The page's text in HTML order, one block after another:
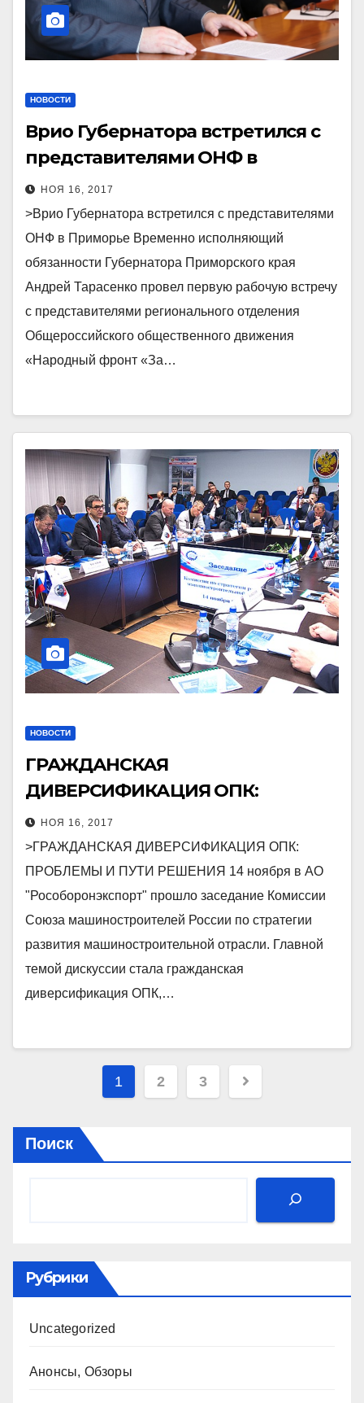
НОВОСТИ
Врио Губернатора встретился с
представителями ОНФ в
Приморье
НОЯ 16, 2017
>Врио Губернатора встретился с представителями
ОНФ в Приморье Временно исполняющий
обязанности Губернатора Приморского края
Андрей Тарасенко провел первую рабочую встречу
с представителями регионального отделения
Общероссийского общественного движения
«Народный фронт «За…
НОВОСТИ
ГРАЖДАНСКАЯ
ДИВЕРСИФИКАЦИЯ ОПК:
ПРОБЛЕМЫ И ПУТИ РЕШЕНИЯ
НОЯ 16, 2017
>ГРАЖДАНСКАЯ ДИВЕРСИФИКАЦИЯ ОПК:
ПРОБЛЕМЫ И ПУТИ РЕШЕНИЯ 14 ноября в АО
"Рособоронэкспорт" прошло заседание Комиссии
Союза машиностроителей России по стратегии
развития машиностроительной отрасли. Главной
темой дискуссии стала гражданская
диверсификация ОПК,…
Пагинация
1 2 3
Поиск
Рубрики
Uncategorized
Анонсы, Обзоры